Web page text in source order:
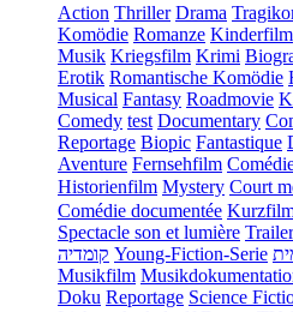
Action Thriller Drama
Komödie Romanze Kinderfilm
Musik Kriegsfilm Krimi
Erotik Romantische Komödie
Musical Fantasy Roadmovie
Comedy test Documentary
Reportage Biopic Fantastique
Aventure Fernsehfilm
Historienfilm Mystery Court
Comédie documentée
Spectacle son et lumière Trailer
קומדיה Young-Fiction-Serie
Musikfilm
Doku Reportage Science